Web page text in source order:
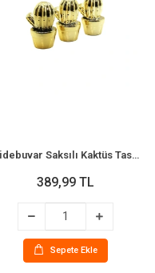
Bidebuvar Saksılı Kaktüs Tasarımlı Biblo - Seramik - Büyük Boy - Parlak Altın
389,99 TL
Sepete Ekle